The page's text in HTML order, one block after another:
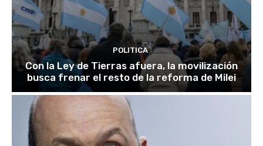
POLITICA
Con la Ley de Tierras afuera, la movilización
busca frenar el resto de la reforma de Milei